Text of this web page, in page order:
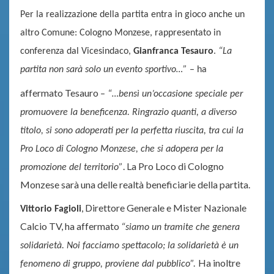
Per la realizzazione della partita entra in gioco anche un
altro Comune: Cologno Monzese, rappresentato in
conferenza dal Vicesindaco, Gianfranca Tesauro. “La
partita non sarà solo un evento sportivo…” – ha
affermato Tesauro – “…bensì un’occasione speciale per
promuovere la beneficenza. Ringrazio quanti, a diverso
titolo, si sono adoperati per la perfetta riuscita, tra cui la
Pro Loco di Cologno Monzese, che si adopera per la
promozione del territorio”. La Pro Loco di Cologno
Monzese sarà una delle realtà beneficiarie della partita.
Vittorio Fagioli, Direttore Generale e Mister Nazionale
Calcio TV, ha affermato “siamo un tramite che genera
solidarietà. Noi facciamo spettacolo; la solidarietà è un
fenomeno di gruppo, proviene dal pubblico”. Ha inoltre